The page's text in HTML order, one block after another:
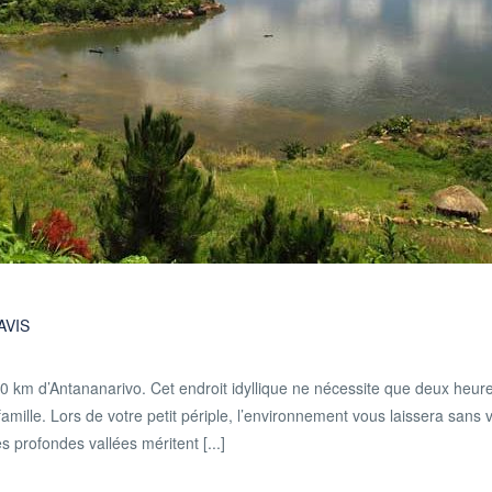
km d’Antananarivo. Cet endroit idyllique ne nécessite que deux
Lors de votre petit périple, l’environnement vous laissera sans
profondes vallées méritent [...]